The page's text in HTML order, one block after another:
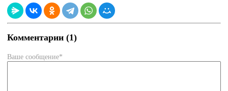
Комментарии (1)
Ваше сообщение*